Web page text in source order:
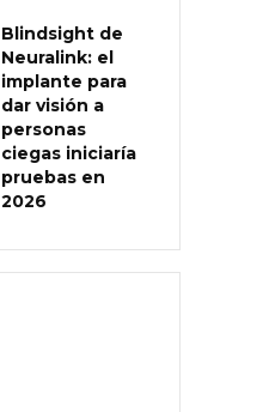
Blindsight de
Neuralink: el
implante para
dar visión a
personas
ciegas iniciaría
pruebas en
2026